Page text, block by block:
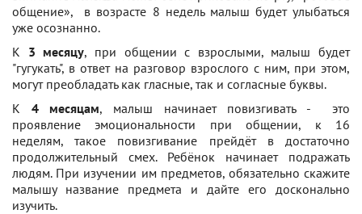
общение», в возрасте 8 недель малыш будет улыбаться
уже осознанно.
К 3 месяцу, при общении с взрослыми, малыш будет
"гугукать", в ответ на разговор взрослого с ним, при этом,
могут преобладать как гласные, так и согласные буквы.
К 4 месяцам, малыш начинает повизгивать - это
проявление эмоциональности при общении, к 16
неделям, такое повизгивание прейдёт в достаточно
продолжительный смех. Ребёнок начинает подражать
людям. При изучении им предметов, обязательно скажите
малышу название предмета и дайте его досконально
изучить.